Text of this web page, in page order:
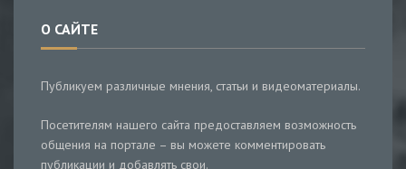
О САЙТЕ
Публикуем различные мнения, статьи и видеоматериалы.
Посетителям нашего сайта предоставляем возможность
общения на портале – вы можете комментировать
публикации и добавлять свои.